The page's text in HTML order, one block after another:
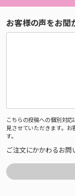
お客様の声をお聞
こちらの投稿への個別対
見させていただきます。
す。
ご注文にかかわるお問